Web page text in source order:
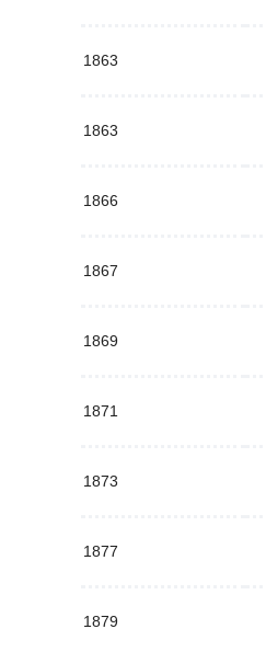
1863
1863
1866
1867
1869
1871
1873
1877
1879